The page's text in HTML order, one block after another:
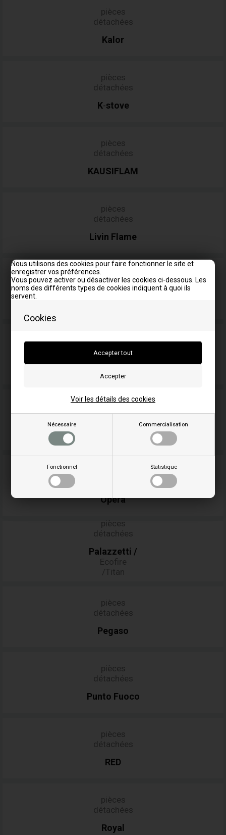
Cookies
Nous utilisons des cookies pour faire fonctionner le site et
enregistrer vos préférences.
Vous pouvez activer ou désactiver les cookies ci-dessous. Les
noms des différents types de cookies indiquent à quoi ils
servent.
Nécessaire Commercialisation
Fonctionnel Statistique
Voir les détails des cookies
pièces
détachées
Kalor
pièces
détachées
K-stove
pièces
détachées
KAUSIFLAM
pièces
détachées
Livin Flame
pièces
détachées
pièces
détachées
pièces
détachées
Opera
pièces
détachées
Palazzetti /
Ecofire
/Titan
pièces
détachées
Pegaso
pièces
détachées
Punto Fuoco
pièces
détachées
RED
pièces
détachées
Royal